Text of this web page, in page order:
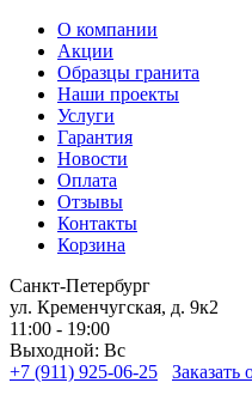
О компании
Акции
Образцы гранита
Наши проекты
Услуги
Гарантия
Новости
Оплата
Отзывы
Контакты
Корзина
Санкт-Петербург
ул. Кременчугская, д. 9к2
11:00 - 19:00
Выходной: Вс
+7 (911) 925-06-25
Заказать